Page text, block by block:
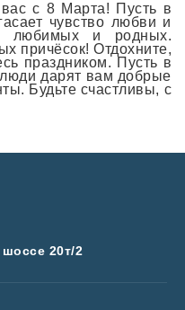
с 8 Марта! Пусть в
чувство любви и
любимых и родных.
причёсок! Отдохните,
праздником. Пусть в
дарят вам добрые
Будьте счастливы, с
20т/2